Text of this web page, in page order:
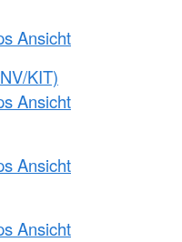
Ansicht
KIT)
Ansicht
Ansicht
Ansicht